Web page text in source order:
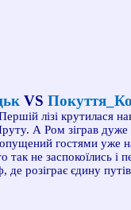
VS
лізі крутилася
А Ром зіграв дуже
гостями уже
так не заспокоїлись
де розіграє єдину